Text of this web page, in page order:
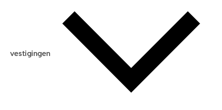
aankoopadvies
verkoopadvies
hypotheekadvies
hypotheek berekenen
maximale hypotheek berekenen
hypotheek bespaarcheck
gratis zoekprofiel aanmaken
vestigingen